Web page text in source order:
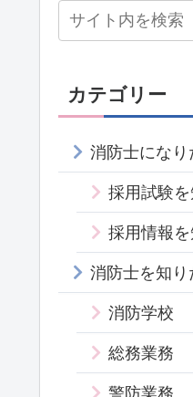
カテゴリー
消防士になり
採用試験を
採用情報を
消防士を知り
消防学校
総務業務